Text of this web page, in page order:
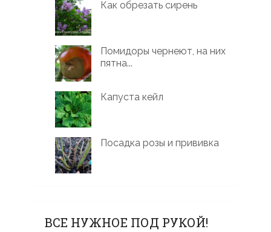
Как обрезать сирень
Помидоры чернеют, на них
пятна...
Капуста кейл
Посадка розы и прививка
ВСЕ НУЖНОЕ ПОД РУКОЙ!